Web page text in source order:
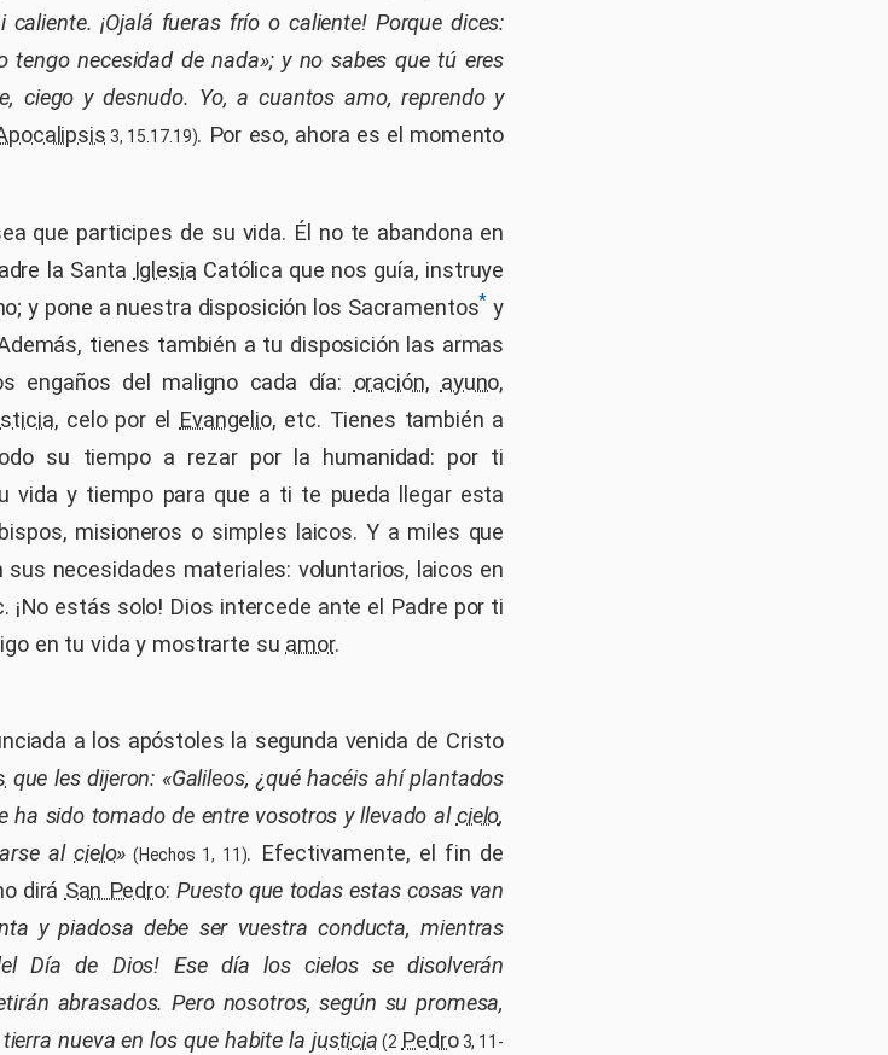
¡Ojalá fueras frío o caliente! Porque dices:
tengo necesidad de nada»; y no sabes que tú eres
ciego y desnudo. Yo, a cuantos amo, reprendo y
3, 15.17.19). Por eso, ahora es el momento
que participes de su vida. Él no te abandona en
la Santa Iglesia Católica que nos guía, instruye
y pone a nuestra disposición los Sacramentos* y
tienes también a tu disposición las armas
engaños del maligno cada día: oración, ayuno,
, celo por el Evangelio, etc. Tienes también a
su tiempo a rezar por la humanidad: por ti
vida y tiempo para que a ti te pueda llegar esta
misioneros o simples laicos. Y a miles que
necesidades materiales: voluntarios, laicos en
¡No estás solo! Dios intercede ante el Padre por ti
en tu vida y mostrarte su amor.
a los apóstoles la segunda venida de Cristo
que les dijeron: «Galileos, ¿qué hacéis ahí plantados
ha sido tomado de entre vosotros y llevado alcielo,
alcielo» (Hechos 1, 11). Efectivamente, el fin de
dirá San Pedro:Puesto que todas estas cosas van
y piadosa debe ser vuestra conducta, mientras
Día de Dios! Ese día los cielos se disolverán
abrasados. Pero nosotros, según su promesa,
nueva en los que habite la justicia (2 Pedro3, 11-